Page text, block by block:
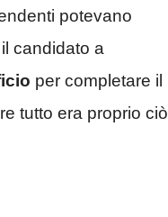
potevano
candidato a
per completare il
tutto era proprio ciò